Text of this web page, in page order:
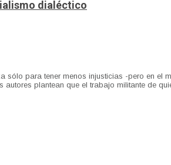
dialéctico
sólo para tener menos injusticias -pero en
plantean que el trabajo militante de